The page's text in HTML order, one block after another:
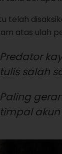
telah
atas ulah
Predator
tulis salah
Paling
timpal